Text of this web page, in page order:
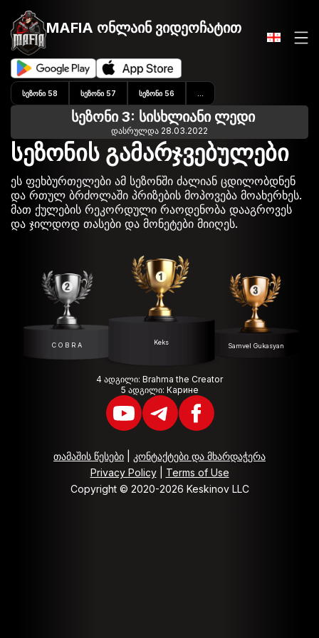
MAFIA ონლაინ ვიდეოჩატით
ᲡᲔᲖᲝᲜᲘ 58 ᲡᲔᲖᲝᲜᲘ 57 ᲡᲔᲖᲝᲜᲘ 56
სეზონი 3: სისხლიანი ლედი
დასრულდა 28.03.2022
სეზონის გამარჯვებულები
ეს ფეხბურთელები ამ სეზონში ძალიან ცდილობდნენ
და რთულ ბრძოლაში პრიზების მოპოვება მოახერხეს.
მათ ქულების რეკორდული რაოდენობა დააგროვეს
და ჯილდოდ თასები და მონეტები მიიღეს.
Keks
C O B R A Samvel Gukasyan
4 ადგილი: Brahma the Creator
5 ადგილი: Карине
თამაშის წესები
კონტაქტები და მხარდაჭერა
Privacy Policy| Terms of Use
Copyright © 2020-2026 Keskinov LLC